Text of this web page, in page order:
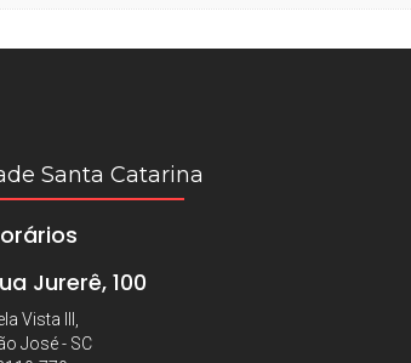
Santa Catarina
Jurerê, 100
Vista III,
José - SC